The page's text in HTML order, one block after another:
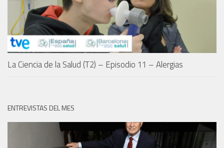
La Ciencia de la Salud (T2) – Episodio 11 – Alergias
ENTREVISTAS DEL MES